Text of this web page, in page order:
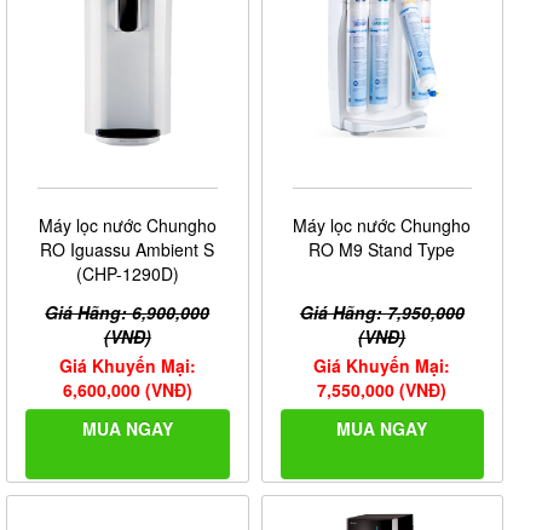
Máy lọc nước Chungho
RO Iguassu Ambient S
(CHP-1290D)
Giá Hãng: 6,900,000
(VNĐ)
Giá Khuyến Mại:
6,600,000 (VNĐ)
MUA NGAY
Máy lọc nước Chungho
RO M9 Stand Type
Giá Hãng: 7,950,000
(VNĐ)
Giá Khuyến Mại:
7,550,000 (VNĐ)
MUA NGAY